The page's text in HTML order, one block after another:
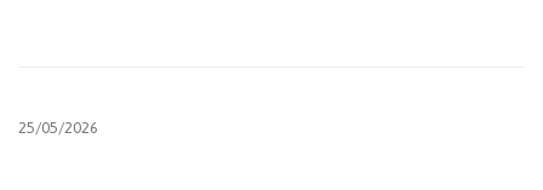
25/05/2026